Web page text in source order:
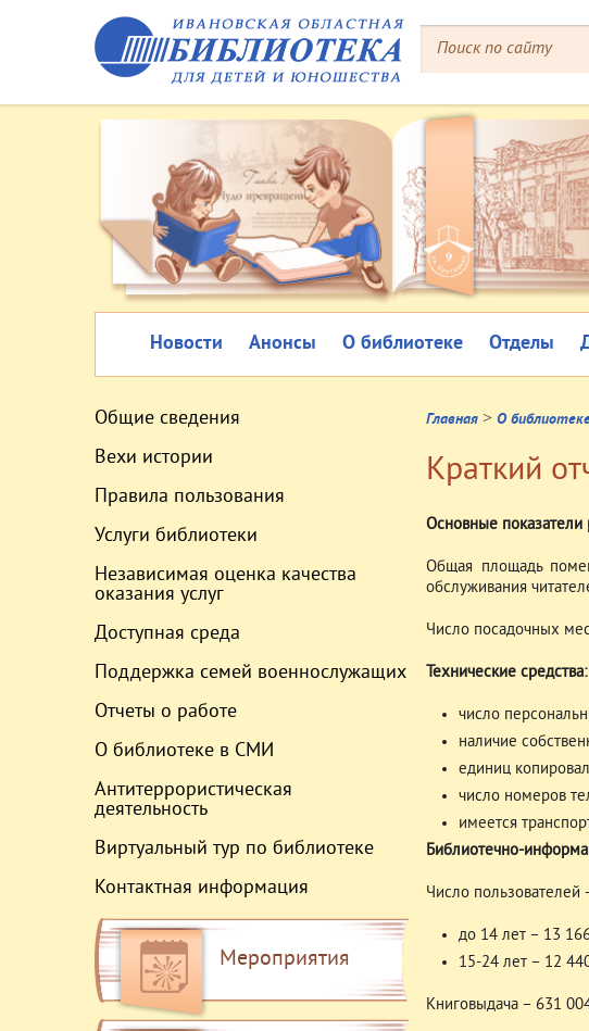
Новости Анонсы О библиотеке Отделы
Общие сведения
Вехи истории
Правила пользования
Услуги библиотеки
Независимая оценка качества
оказания услуг
Доступная среда
Поддержка семей военнослужащих
Отчеты о работе
О библиотеке в СМИ
Антитеррористическая
деятельность
Виртуальный тур по библиотеке
Контактная информация
Мероприятия
Главная > О
Краткий
Основные показатели
Общая площадь
обслуживания
Число посадочных
Технические средства:
число
наличие
единиц
число номеров
имеется
Библиотечно-
Число пользователей
до 14 лет – 13
15-24 лет – 12
Книговыдача – 631